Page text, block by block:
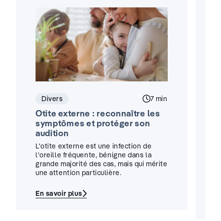
Divers Temps de lecture :
7 min
Otite externe : reconnaître les
symptômes et protéger son
audition
L'otite externe est une infection de
l'oreille fréquente, bénigne dans la
grande majorité des cas, mais qui mérite
une attention particulière.
En savoir plus
: